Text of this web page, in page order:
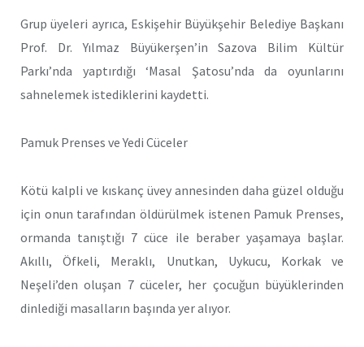
Grup üyeleri ayrıca, Eskişehir Büyükşehir Belediye Başkanı
Prof. Dr. Yılmaz Büyükerşen’in Sazova Bilim Kültür
Parkı’nda yaptırdığı ‘Masal Şatosu’nda da oyunlarını
sahnelemek istediklerini kaydetti.
Pamuk Prenses ve Yedi Cüceler
Kötü kalpli ve kıskanç üvey annesinden daha güzel olduğu
için onun tarafından öldürülmek istenen Pamuk Prenses,
ormanda tanıştığı 7 cüce ile beraber yaşamaya başlar.
Akıllı, Öfkeli, Meraklı, Unutkan, Uykucu, Korkak ve
Neşeli’den oluşan 7 cüceler, her çocuğun büyüklerinden
dinlediği masalların başında yer alıyor.